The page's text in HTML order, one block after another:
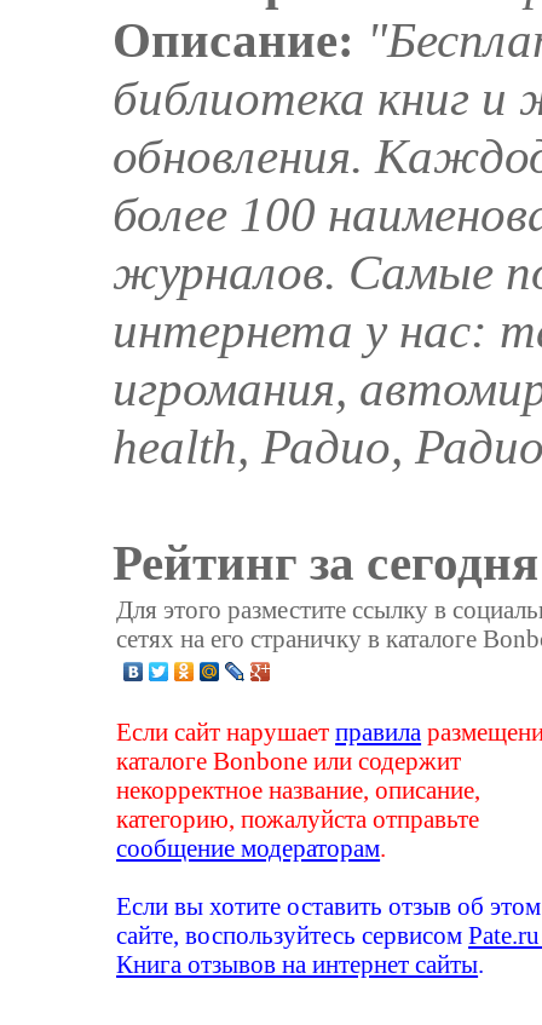
Описание:
библиотека книг
обновления.
более 100
журналов. Самые
интернета у нас:
игромания,
health, Радио,
Рейтинг за
Для этого разместите ссылку в
сетях на его страничку в каталоге
Если сайт нарушаетправила
каталоге Bonbone или содержит
некорректное название, описание,
категорию, пожалуйста отправьте
сообщение модераторам
Если вы хотите оставить отзыв об этом
сайте, воспользуйтесь сервисом
Книга отзывов на интернет сайты